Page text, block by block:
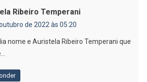
Ribeiro Temperani
de 2022 às 05:20
nome e Auristela Ribeiro Temperani que